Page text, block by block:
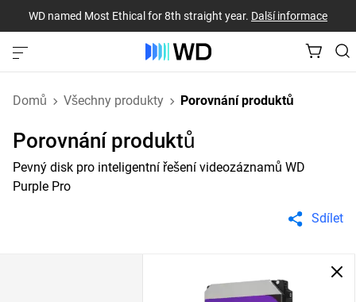
WD named Most Ethical for 8th straight year. Další informace
Domů Všechny produkty Porovnání produktů
Porovnání produktů
Pevný disk pro inteligentní řešení videozáznamů WD
Purple Pro
Sdílet